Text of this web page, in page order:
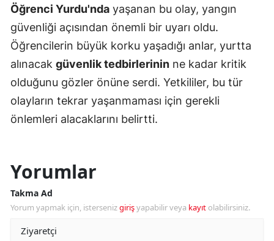
Öğrenci Yurdu'nda yaşanan bu olay, yangın
güvenliği açısından önemli bir uyarı oldu.
Öğrencilerin büyük korku yaşadığı anlar, yurtta
alınacak güvenlik tedbirlerinin ne kadar kritik
olduğunu gözler önüne serdi. Yetkililer, bu tür
olayların tekrar yaşanmaması için gerekli
önlemleri alacaklarını belirtti.
Yorumlar
Takma Ad
Yorum yapmak için, istersenizgirişyapabilir veya kayıt olabilirsiniz.